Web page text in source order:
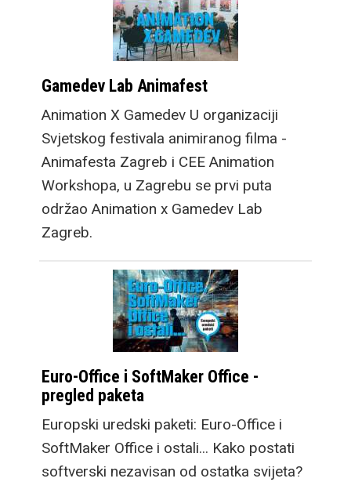
Gamedev Lab Animafest
Animation X Gamedev U organizaciji
Svjetskog festivala animiranog filma -
Animafesta Zagreb i CEE Animation
Workshopa, u Zagrebu se prvi puta
održao Animation x Gamedev Lab
Zagreb.
Euro-Office i SoftMaker Office -
pregled paketa
Europski uredski paketi: Euro-Office i
SoftMaker Office i ostali... Kako postati
softverski nezavisan od ostatka svijeta?